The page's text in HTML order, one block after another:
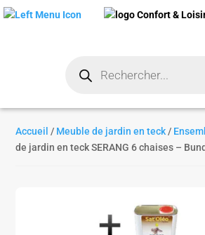
produits
Accueil / Meuble de jardin en teck /
de jardin en teck SERANG 6 chaises –